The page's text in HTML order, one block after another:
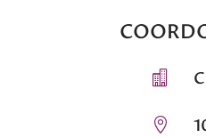

